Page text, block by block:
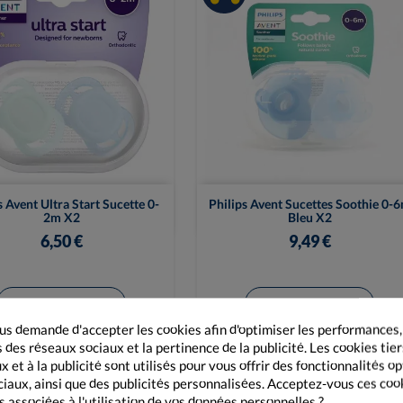
Avent Ultra Start Sucette 0-
2m X2
6,50 €
Vue rapide
+ Ajouter au panier
Philips Avent Sucettes Soothie 0-
Bleu X2
9,49 €
Vue rapide
+ Ajouter au panier
demande d'accepter les cookies afin d'optimiser les
réseaux sociaux et la pertinence de la publicité. Les cookies
et à la publicité sont utilisés pour vous offrir des fonctionnalités
ainsi que des publicités personnalisées. Acceptez-vous ces